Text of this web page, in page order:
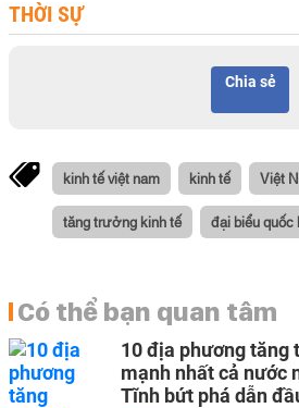
THỜI SỰ
Chia sẻ
kinh tế việt nam kinh tế Việt
tăng trưởng kinh tế đại biểu quốc
Có thể bạn quan tâm
10 địa phương tăng
mạnh nhất cả nước
Tĩnh bứt phá dẫn